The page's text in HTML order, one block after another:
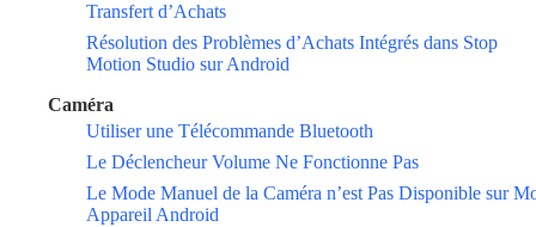
Transfert d’Achats
Résolution des Problèmes d’Achats Intégrés dans Stop
Motion Studio sur Android
Caméra
Utiliser une Télécommande Bluetooth
Le Déclencheur Volume Ne Fonctionne Pas
Le Mode Manuel de la Caméra n’est Pas Disponible sur
Appareil Android